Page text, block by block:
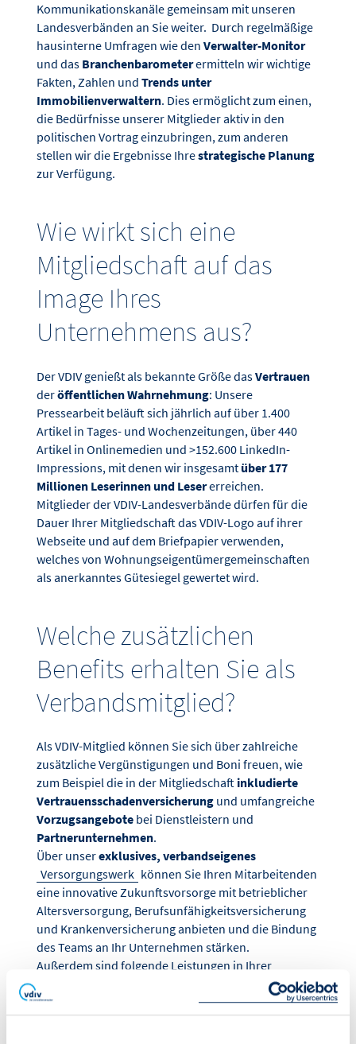
Kommunikationskanäle gemeinsam mit unseren
Landesverbänden an Sie weiter. Durch regelmäßige
hausinterne Umfragen wie den Verwalter-Monitor
und das Branchenbarometerermitteln wir wichtige
Fakten, Zahlen und Trends unter
Immobilienverwaltern. Dies ermöglicht zum einen,
die Bedürfnisse unserer Mitglieder aktiv in den
politischen Vortrag einzubringen, zum anderen
stellen wir die Ergebnisse Ihrestrategische Planung
zur Verfügung.
Wie wirkt sich eine
Mitgliedschaft auf das
Image Ihres
Unternehmens aus?
Der VDIV genießt als bekannte Größe dasVertrauen
deröffentlichen Wahrnehmung: Unsere
Pressearbeit beläuft sich jährlich auf über 1.400
Artikel in Tages- und Wochenzeitungen, über 440
Artikel in Onlinemedien und >152.600 LinkedIn-
Impressions, mit denen wir insgesamt über 177
Millionen Leserinnen und Lesererreichen.
Mitglieder der VDIV-Landesverbände dürfen für die
Dauer Ihrer Mitgliedschaft das VDIV-Logo auf ihrer
Webseite und auf dem Briefpapier verwenden,
welches von Wohnungseigentümergemeinschaften
als anerkanntes Gütesiegel gewertet wird.
Welche zusätzlichen
Benefits erhalten Sie als
Verbandsmitglied?
Als VDIV-Mitglied können Sie sich über zahlreiche
zusätzliche Vergünstigungen und Boni freuen, wie
zum Beispiel die in der Mitgliedschaft inkludierte
Vertrauensschadenversicherung und umfangreiche
Vorzugsangebote bei Dienstleistern und
Partnerunternehmen.
Über unserexklusives, verbandseigenes
Versorgungswerk können Sie Ihren Mitarbeitenden
eine innovative Zukunftsvorsorge mit betrieblicher
Altersversorgung, Berufsunfähigkeitsversicherung
und Krankenversicherung anbieten und die Bindung
des Teams an Ihr Unternehmen stärken.
Außerdem sind folgende Leistungen in Ihrer
kostenfrei: ein Abo unserer
Fachzeitschrift
VDIVaktuell, viermal jährlich individualisierbare